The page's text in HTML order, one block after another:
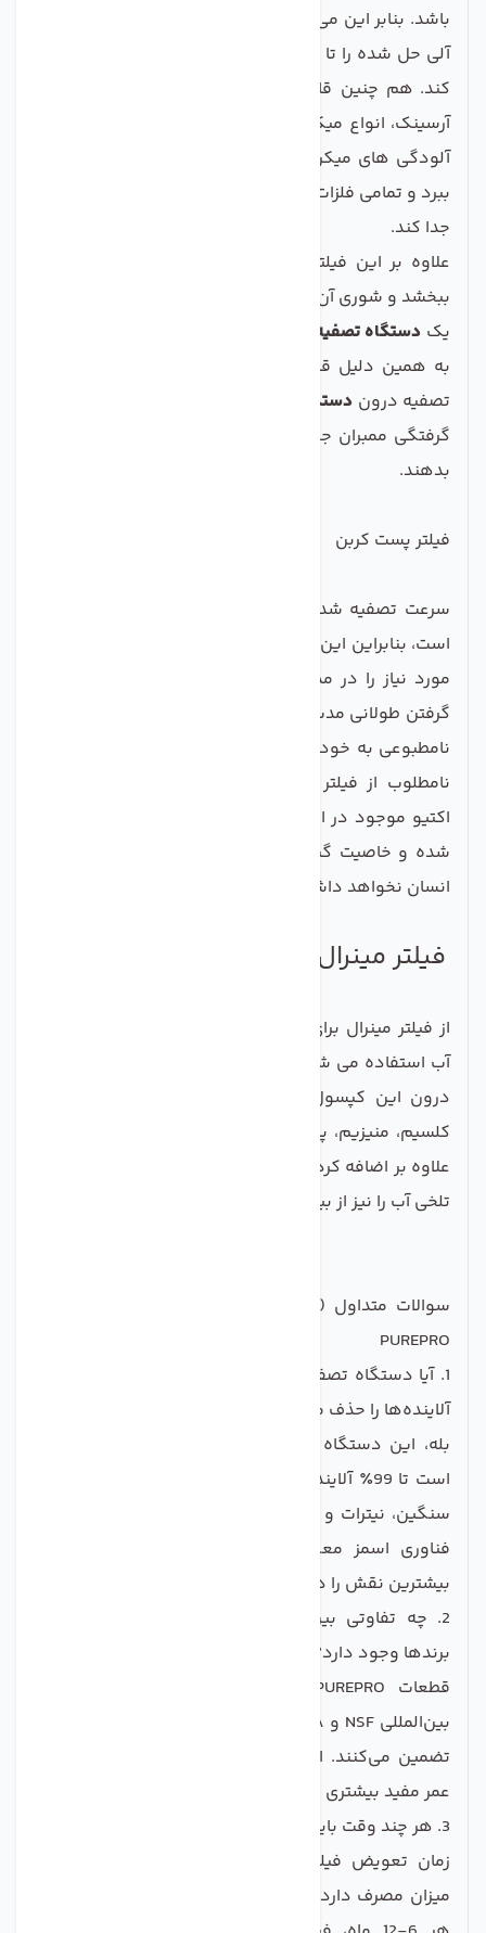
باشد. بنابر این می تواند کلیه املاح مضر از جمله مواد غیر
کند. هم چنین قابلیت این را دارد که نیترات و نیتریت،
آرسینک، انواع میکروب ها و ویروس های محلول در آب،
آلودگی های میکروبی از قبیل آندوتوکسین ها را از بین
ببرد و تمامی فلزات سنگین مانند جیوه، سرب، روی را از آب
جدا کند.
علاوه بر این فیلتر ممبران می تواند طعم آب را بهبود
ببخشد و شوری آن را از بین ببرد. عملکرد فیلتر ممبران برای
یک دستگاه تصفیه آب اُسمز معکوس
تصفیه درون دستگاه های تصفیه آب RO
گرفتگی ممبران جلوگیری شود و طول عمر آن را افزایش
بدهند.
فیلتر پست کربن
سرعت تصفیه شدن آب در فرآیند
است، بنابراین این سیستم نیاز به مخزنی دارد تا بتواند آب
مورد نیاز را در مدت زمان زیادی ذخیره کند. در اثر قرار
گرفتن طولانی مدت آب در مخزن دستگاه، آب طعم و بوی
نامطبوعی به خود می گیرد که برای حذف این طعم و بو
نامطلوب از فیلتر پست کربن استفاده می شود. کربن
اکتیو موجود در این فیلتر از زغال پوسته نارگیل ساخته
شده و خاصیت گیاهی دارد بنابراین ضرری برای سلامتی
انسان نخواهد داشت.
فیلتر مینرال (معدنی ساز)
از فیلتر مینرال برای اضافه کردن مواد معدنی ضروری به
آب استفاده می شود. این فیلتر به شکل کپسول بوده و
درون این کپسول سنگ ریزه های مواد معدنی مانند
کلسیم، منیزیم، پتاسیم، منگنز و بی کربنات وجود دارد.
علاوه بر اضافه کردن املاح مفید و ضروری، این فیلتر طعم
تلخی آب را نیز از بین می برد.
PUREPRO
آلاینده‌ها را حذف می‌کند؟
است تا 99٪ آلاینده‌ها شامل کلر، باکتری، ویروس، فلزات
سنگین، نیترات و مواد شیمیایی مضر را از آب حذف کند.
بیشترین نقش را در این تصفیه کامل دارد.
برندها وجود دارد؟
تضمین می‌کنند. این قطعات نسبت به نمونه‌های چینی
عمر مفید بیشتری دارند و عملکرد پایدارتری ارائه می‌دهند.
3. هر چند وقت باید فیلترهای دستگاه را تعویض کنم؟
زمان تعویض فیلترها بستگی به کیفیت آب ورودی و
میزان مصرف دارد. به طور معمول فیلترهای مراحل اولیه